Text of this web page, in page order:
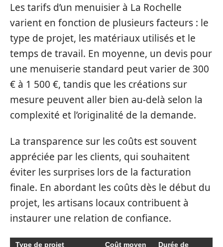
Les tarifs d’un menuisier à La Rochelle
varient en fonction de plusieurs facteurs : le
type de projet, les matériaux utilisés et le
temps de travail. En moyenne, un devis pour
une menuiserie standard peut varier de 300
€ à 1 500 €, tandis que les créations sur
mesure peuvent aller bien au-delà selon la
complexité et l’originalité de la demande.
La transparence sur les coûts est souvent
appréciée par les clients, qui souhaitent
éviter les surprises lors de la facturation
finale. En abordant les coûts dès le début du
projet, les artisans locaux contribuent à
instaurer une relation de confiance.
Type de projet Coût moyen Durée de